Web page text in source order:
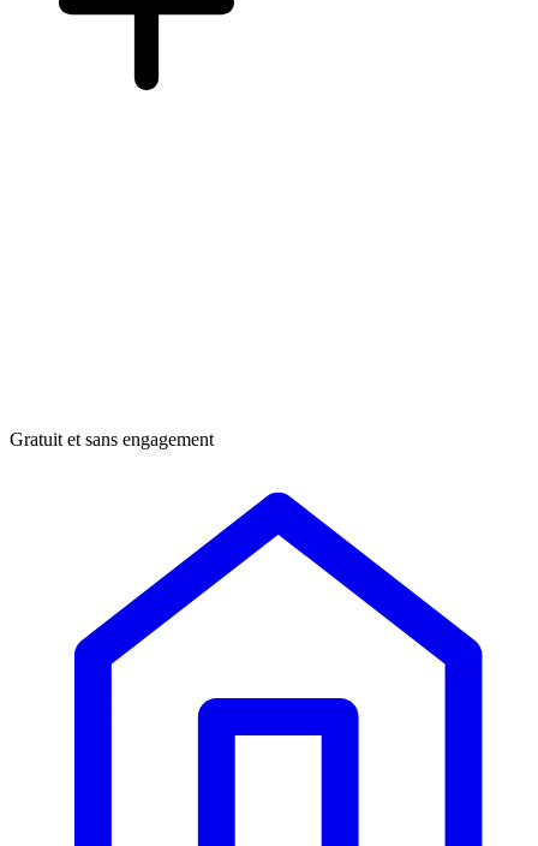
Gratuit et sans engagement